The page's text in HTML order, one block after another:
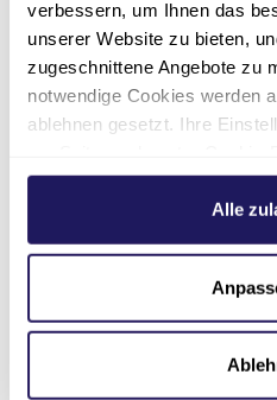
verbessern, um Ihnen das
unserer Website zu bieten,
zugeschnittene Angebote zu
notwendige Cookies werden
ablehnen gesetzt. Ihre
Weitere Informationen hierzu
.
Alle